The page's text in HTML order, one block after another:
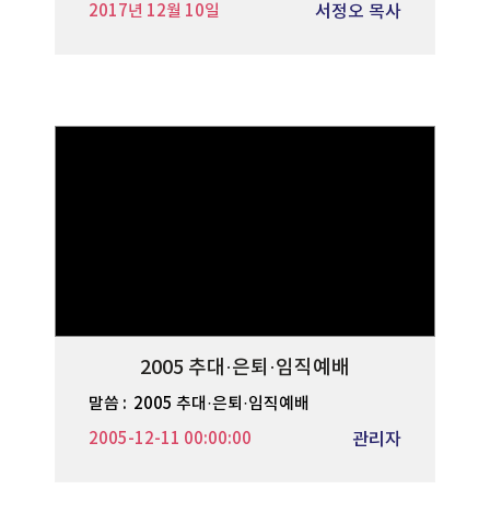
서정오 목사
2017년 12월 10일
2005 추대·은퇴·임직예배
말씀 : 2005 추대·은퇴·임직예배
관리자
2005-12-11 00:00:00